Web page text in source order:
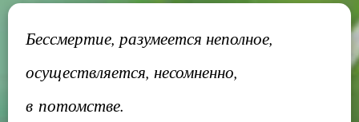
Бессмертие, разумеется неполное,
осуществляется, несомненно,
в потомстве.